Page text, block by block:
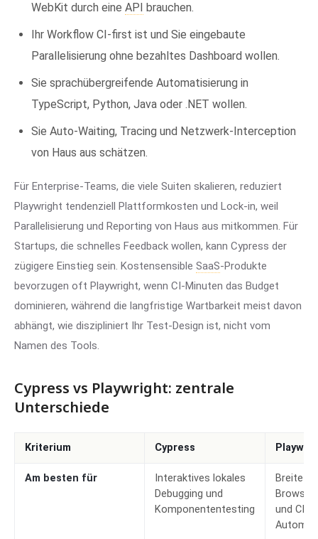
WebKit durch eine API brauchen.
Ihr Workflow CI-first ist und Sie eingebaute
Parallelisierung ohne bezahltes Dashboard wollen.
Sie sprachübergreifende Automatisierung in
TypeScript, Python, Java oder .NET wollen.
Sie Auto-Waiting, Tracing und Netzwerk-Interception
von Haus aus schätzen.
Für Enterprise-Teams, die viele Suiten skalieren, reduziert
Playwright tendenziell Plattformkosten und Lock-in, weil
Parallelisierung und Reporting von Haus aus mitkommen. Für
Startups, die schnelles Feedback wollen, kann Cypress der
zügigere Einstieg sein. Kostensensible SaaS-Produkte
bevorzugen oft Playwright, wenn CI-Minuten das Budget
dominieren, während die langfristige Wartbarkeit meist davon
abhängt, wie diszipliniert Ihr Test-Design ist, nicht vom
Namen des Tools.
Cypress vs Playwright: zentrale
Unterschiede
Kriterium Cypress
Am besten für
Interaktives lokales
Debugging und
Komponententesting
Breite
und CI-